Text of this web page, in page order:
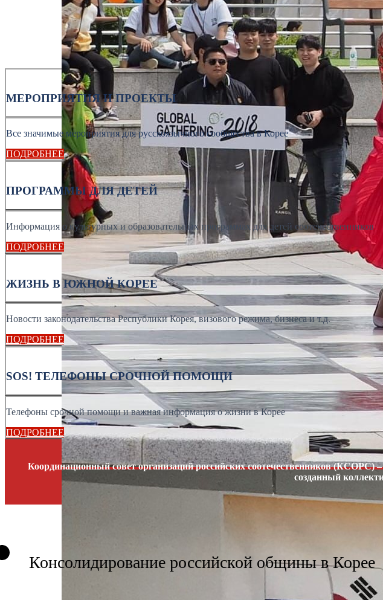
МЕРОПРИЯТИЯ И ПРОЕКТЫ
Все значимые мероприятия для русскоязычного сообщества в Корее
ПОДРОБНЕЕ
ПРОГРАММЫ ДЛЯ ДЕТЕЙ
Информация о культурных и образовательных программах для детей соотечественников
ПОДРОБНЕЕ
ЖИЗНЬ В ЮЖНОЙ КОРЕЕ
Новости законодательства Республики Корея, визового режима, бизнеса и т.д.
ПОДРОБНЕЕ
SOS! ТЕЛЕФОНЫ СРОЧНОЙ ПОМОЩИ
Телефоны срочной помощи и важная информация о жизни в Корее
ПОДРОБНЕЕ
Координационный совет организаций российских соотечественников (КСОРС)
созданный
Консолидирование российской общины в Корее